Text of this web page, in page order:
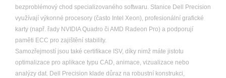
bezproblémový chod specializovaného softwaru. Stanice Dell Precision
využívají výkonné procesory (často Intel Xeon), profesionální grafické
karty (např. řady NVIDIA Quadro či AMD Radeon Pro) a podporují
paměti ECC pro zajištění stability.
Samozřejmostí jsou také certifikace ISV, díky nimž máte jistotu
optimalizace pro aplikace typu CAD, animace, vizualizace nebo
analýzy dat. Dell Precision klade důraz na robustní konstrukci,